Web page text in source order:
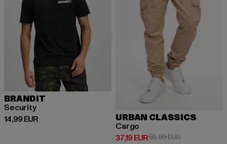
BRANDIT
Security
14,99 EUR
Derzeitiger Preis: 14,99 EUR URBAN CLASSICS
Cargo
37,19 EUR
Derzeitiger Preis: 37,19 EUR
59,99 EURAktionspreis: